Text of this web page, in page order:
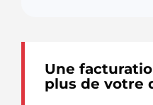
Une
plus de votre